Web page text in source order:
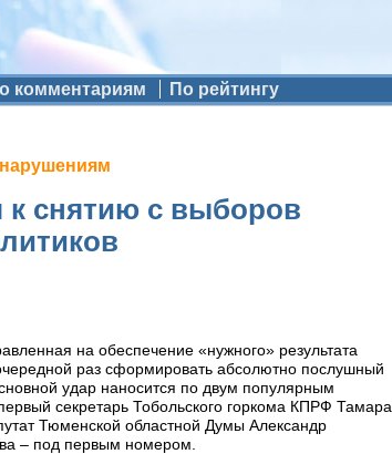
комментариям По рейтингу
к снятию с выборов
на обеспечение «нужного» результата
раз сформировать абсолютно послушный
удар наносится по двум популярным
секретарь Тобольского горкома КПРФ Тамара
Тюменской областной Думы Александр
– под первым номером.